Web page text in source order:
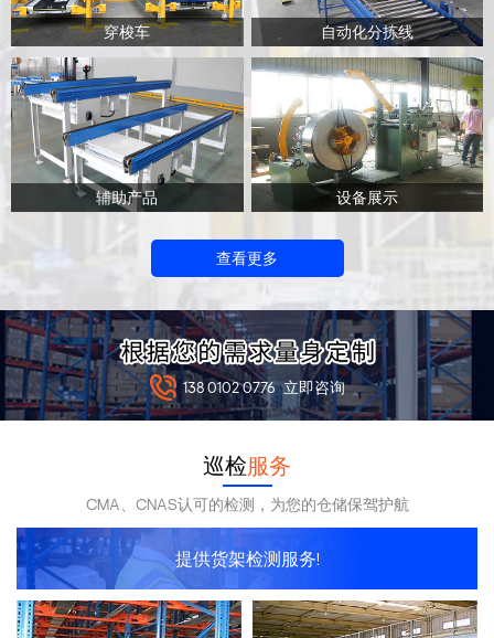
穿梭车 自动化分拣线
辅助产品 设备展示
查看更多
138 0102 0776 立即咨询
巡检服务
CMA、CNAS认可的检测，为您的仓储保驾护航
提供货架检测服务!